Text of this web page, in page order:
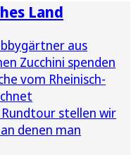
Land
aus
Zucchini spenden
vom Rheinisch-
stellen wir
denen man